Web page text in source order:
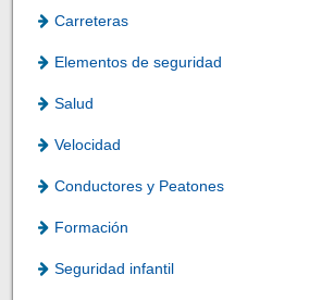
Carreteras
Elementos de seguridad
Salud
Velocidad
Conductores y Peatones
Formación
Seguridad infantil